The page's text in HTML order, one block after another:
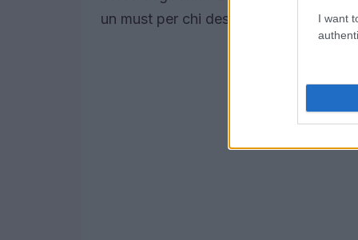
I want
un must per chi desidera rivivere